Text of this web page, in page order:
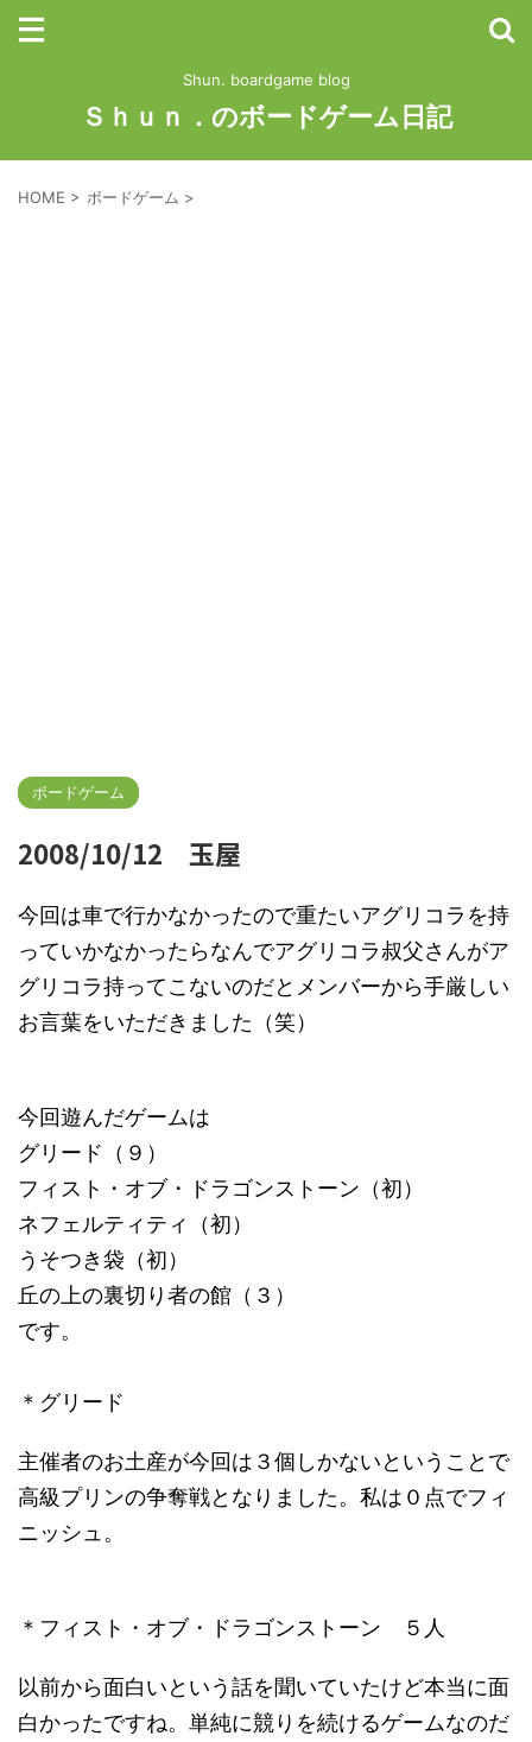
Shun. boardgame blog
Ｓｈｕｎ．のボードゲーム日記
HOME > ボードゲーム >
ボードゲーム
2008/10/12 玉屋
今回は車で行かなかったので重たいアグリコラを持
っていかなかったらなんでアグリコラ叔父さんがア
グリコラ持ってこないのだとメンバーから手厳しい
お言葉をいただきました（笑）
今回遊んだゲームは
グリード（９）
フィスト・オブ・ドラゴンストーン（初）
ネフェルティティ（初）
うそつき袋（初）
丘の上の裏切り者の館（３）
です。
＊グリード
主催者のお土産が今回は３個しかないということで
高級プリンの争奪戦となりました。私は０点でフィ
ニッシュ。
＊フィスト・オブ・ドラゴンストーン ５人
以前から面白いという話を聞いていたけど本当に面
白かったですね。単純に競りを続けるゲームなのだ